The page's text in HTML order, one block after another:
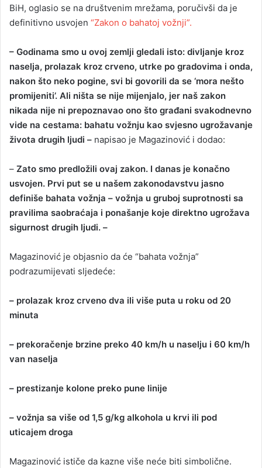
BiH, oglasio se na društvenim mrežama, poručivši da je
definitivno usvojen “Zakon o bahatoj vožnji”.
– Godinama smo u ovoj zemlji gledali isto: divljanje kroz
naselja, prolazak kroz crveno, utrke po gradovima i onda,
nakon što neko pogine, svi bi govorili da se ‘mora nešto
promijeniti’. Ali ništa se nije mijenjalo, jer naš zakon
nikada nije ni prepoznavao ono što građani svakodnevno
vide na cestama: bahatu vožnju kao svjesno ugrožavanje
života drugih ljudi – napisao je Magazinović i dodao:
– Zato smo predložili ovaj zakon. I danas je konačno
usvojen. Prvi put se u našem zakonodavstvu jasno
definiše bahata vožnja – vožnja u gruboj suprotnosti sa
pravilima saobraćaja i ponašanje koje direktno ugrožava
sigurnost drugih ljudi. –
Magazinović je objasnio da će “bahata vožnja”
podrazumijevati sljedeće:
– prolazak kroz crveno dva ili više puta u roku od 20
minuta
– prekoračenje brzine preko 40 km/h u naselju i 60 km/h
van naselja
– prestizanje kolone preko pune linije
– vožnja sa više od 1,5 g/kg alkohola u krvi ili pod
uticajem droga
Magazinović ističe da kazne više neće biti simbolične.